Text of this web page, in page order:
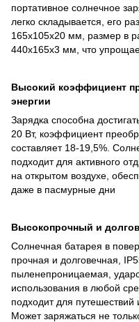
портативное солнечное
легко складывается, его
165x105x20 мм, размер в
440x165x3 мм, что
Высокий коэффициент
энергии
Зарядка способна
20 Вт, коэффициент
составляет 18-19,5%.
подходит для активного
на открытом воздухе,
даже в пасмурные дни
Высокопрочный и
Солнечная батарея в
прочная и долговечная,
пыленепроницаемая,
использования в любой
подходит для путешествий
Может заряжаться не